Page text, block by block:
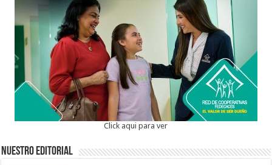
Click aqui para ver
Nuestro Editorial